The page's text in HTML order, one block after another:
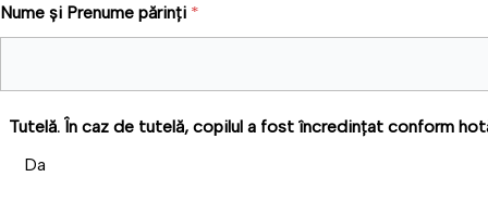
Nume și Prenume părinți *
Tutelă. În caz de tutelă, copilul a fost încredințat conform
Da